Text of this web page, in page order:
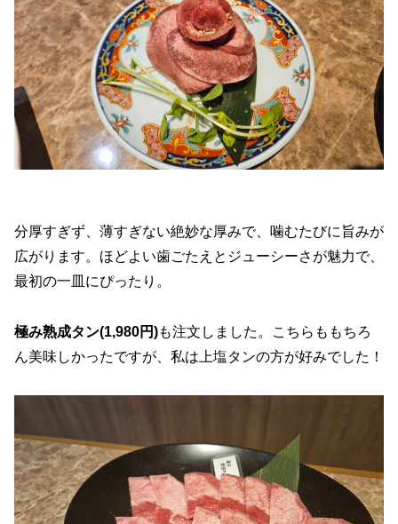
分厚すぎず、薄すぎない絶妙な厚みで、噛むたびに旨みが
広がります。ほどよい歯ごたえとジューシーさが魅力で、
最初の一皿にぴったり。
極み熟成タン(1,980円)も注文しました。こちらももちろ
ん美味しかったですが、私は上塩タンの方が好みでした！